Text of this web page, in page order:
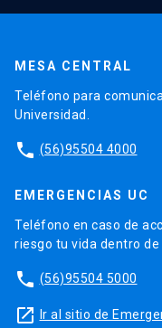
MESA CENTRAL
Teléfono para
Universidad.
phone (56)95504 4000
EMERGENCIAS UC
Teléfono en caso de
riesgo tu vida dentro
phone (56)95504 5000
launch Ir al sitio de